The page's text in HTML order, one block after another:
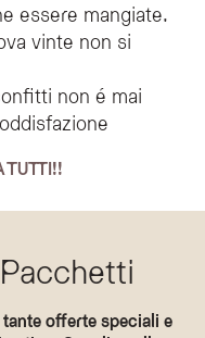
essere mangiate.
vinte non si
non é mai
TUTTI!!
offerte speciali e